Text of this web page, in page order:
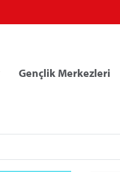
Gençlik Merkezleri